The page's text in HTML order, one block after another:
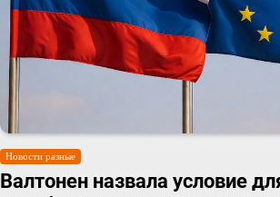
Новости разные
Валтонен назвала условие